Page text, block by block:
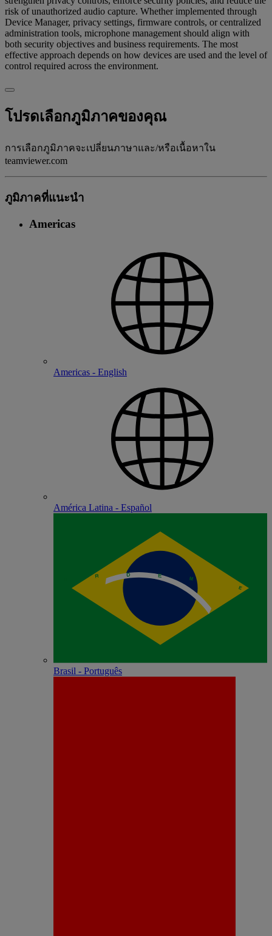
risk of unauthorized audio capture. Whether implemented through
Device Manager, privacy settings, firmware controls, or centralized
administration tools, microphone management should align with
both security objectives and business requirements. The most
effective approach depends on how devices are used and the level of
control required across the environment.
โปรดเลือกภูมิภาคของคุณ
การเลือกภูมิภาคจะเปลี่ยนภาษาและ/หรือเนื้อหาใน
teamviewer.com
ภูมิภาคที่แนะนํา
Americas
Americas - English
América Latina - Español
Brasil - Português